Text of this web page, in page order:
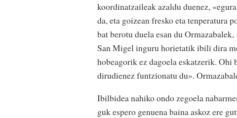
koordinatzaileak azaldu duenez,
da, eta goizean fresko eta
bat berotu duela esan du
San Migel inguru horietatik ibili dira
hobeagorik ez dagoela eskatzerik. Ohi
dirudienez funtzionatu du».
Ibilbidea nahiko ondo zegoela
guk espero genuena baina askoz ere